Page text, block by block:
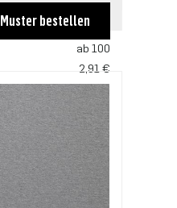
4,36 €
ab 100
2,91 €
ab 200
2,81 €
ab 500
2,42 €
ab 1000
1,94 €
Muster bestellen